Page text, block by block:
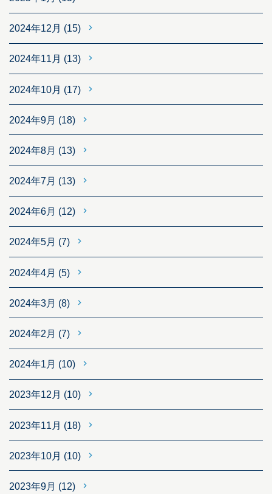
2024年12月 (15)
2024年11月 (13)
2024年10月 (17)
2024年9月 (18)
2024年8月 (13)
2024年7月 (13)
2024年6月 (12)
2024年5月 (7)
2024年4月 (5)
2024年3月 (8)
2024年2月 (7)
2024年1月 (10)
2023年12月 (10)
2023年11月 (18)
2023年10月 (10)
2023年9月 (12)